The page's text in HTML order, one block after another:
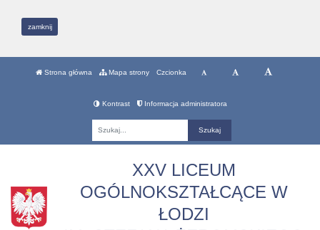
zamknij
Strona główna Mapa strony Czcionka
Kontrast Informacja administratora
XXV LICEUM
OGÓLNOKSZTAŁCĄCE W
ŁODZI